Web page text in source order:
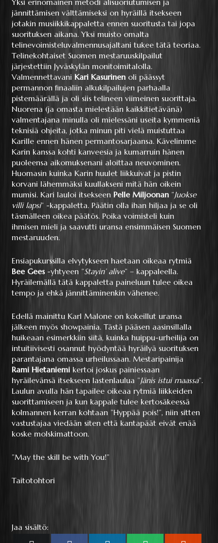
Yksi erinomainen metodi alisuoriutumisen ja
jännittämisen välttämiseksi on hyräillä itsekseen
jotakin musiikkikappaletta ennen suoritusta tai jopa
suorituksen aikana. Yksi muisto omalta
telinevoimisteluvalmennusajaltani tukee tätä teoriaa.
Telinekohtaiset Suomen mestaruuskilpailut
järjestettiin Jyväskylän monitoimitalolla.
Valmennettavani Kari Kasurinen oli päässyt
permannon finaaliin alkukilpailujen parhaalla
pistemäärällä ja oli siis telineen viimeinen suorittaja.
Nuorena (ja omasta mielestään kaikkitietävänä)
valmentajana minulla oli mielessäni useita kymmeniä
teknisiä ohjeita, jotka minun piti vielä muistuttaa
Karille ennen hänen permantosarjaansa. Kävelimme
Karin kanssa kohti kanveesia ja kumarruin hänen
puoleensa aikomuksenani aloittaa neuvominen.
Huomasin kuinka Karin huulet liikkuivat ja pistin
korvani lähemmäksi kuullakseni mitä hän oikein
mumisi. Kari lauloi itsekseen Pelle Miljoonan ”Juokse
villi lapsi” -kappaletta. Päätin olla ihan hiljaa ja se oli
täsmälleen oikea päätös. Poika voimisteli kuin
ihmisen mieli ja saavutti uransa ensimmäisen Suomen
mestaruuden.
Ensiapukurssilla elvytykseen haetaan oikeaa rytmiä
Bee Gees-yhtyeen ”Stayin’ alive” – kappaleella.
Hyräilemällä tätä kappaletta paineluun tulee oikea
tempo ja ehkä jännittäminenkin vähenee.
Edellä mainittu Karl Malone on kokeillut uransa
jälkeen myös showpainia. Tästä pääsen aasinsillalla
huikeaan esimerkkiin siitä, kuinka huippu-urheilija on
intuitiivisesti osannut hyödyntää hyräilyä suorituksen
parantajana omassa urheilussaan. Mestaripainija
Rami Hietaniemi kertoi joskus painiessaan
hyräilevänsä itsekseen lastenlaulua ”Jänis istui maassa”.
Laulun avulla hän tapailee oikeaa rytmiä liikkeiden
suorittamiseen ja kun kappale tulee kertosäkeessä
kolmannen kerran kohtaan ”Hyppää pois!”, niin sitten
vastustajaa viedään siten että kantapäät eivät enää
koske molskimattoon.
”May the skill be with You!”
Taitotohtori
Jaa sisältö: